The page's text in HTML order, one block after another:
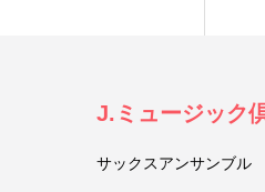
J.ミュージック
サックスアンサンブル